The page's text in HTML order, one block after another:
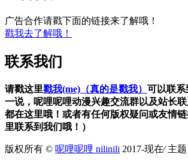
广告合作请戳下面的链接来了解哦！
戳我去了解哦！
联系我们
请戳这里戳我(me)（真的是戳我） 可以联系
一说，呢哩呢哩动漫兴趣交流群以及站长
都在这里哦！或者有任何版权疑问或友情
里联系到我们哦！）
版权所有 © 呢哩呢哩 nilinili 2017-现在⁄ 主题